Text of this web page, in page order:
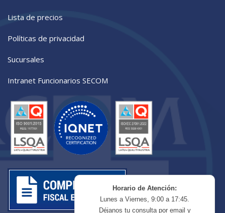
Lista de precios
Políticas de privacidad
Sucursales
Intranet Funcionarios SECOM
Horario de Atención:
Lunes a Viernes, 9:00 a 17:45.
Déjanos tu consulta por email y